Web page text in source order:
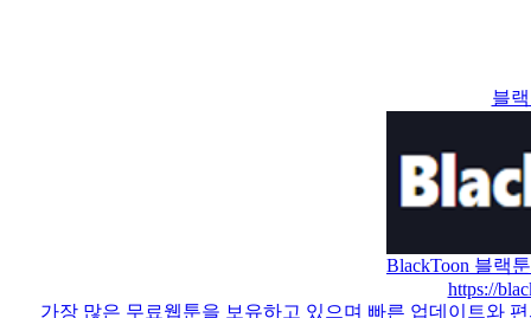
블
BlackToon 블랙
https://
가장 많은 무료웹툰을 보유하고 있으며 빠른 업데이트와